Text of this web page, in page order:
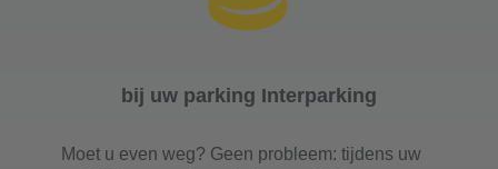
bij uw parking Interparking
Moet u even weg? Geen probleem: tijdens uw